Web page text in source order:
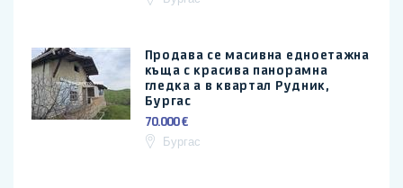
Продава се масивна едноетажна
къща с красива панорамна
гледка а в квартал Рудник,
Бургас
70.000 €
Бургас